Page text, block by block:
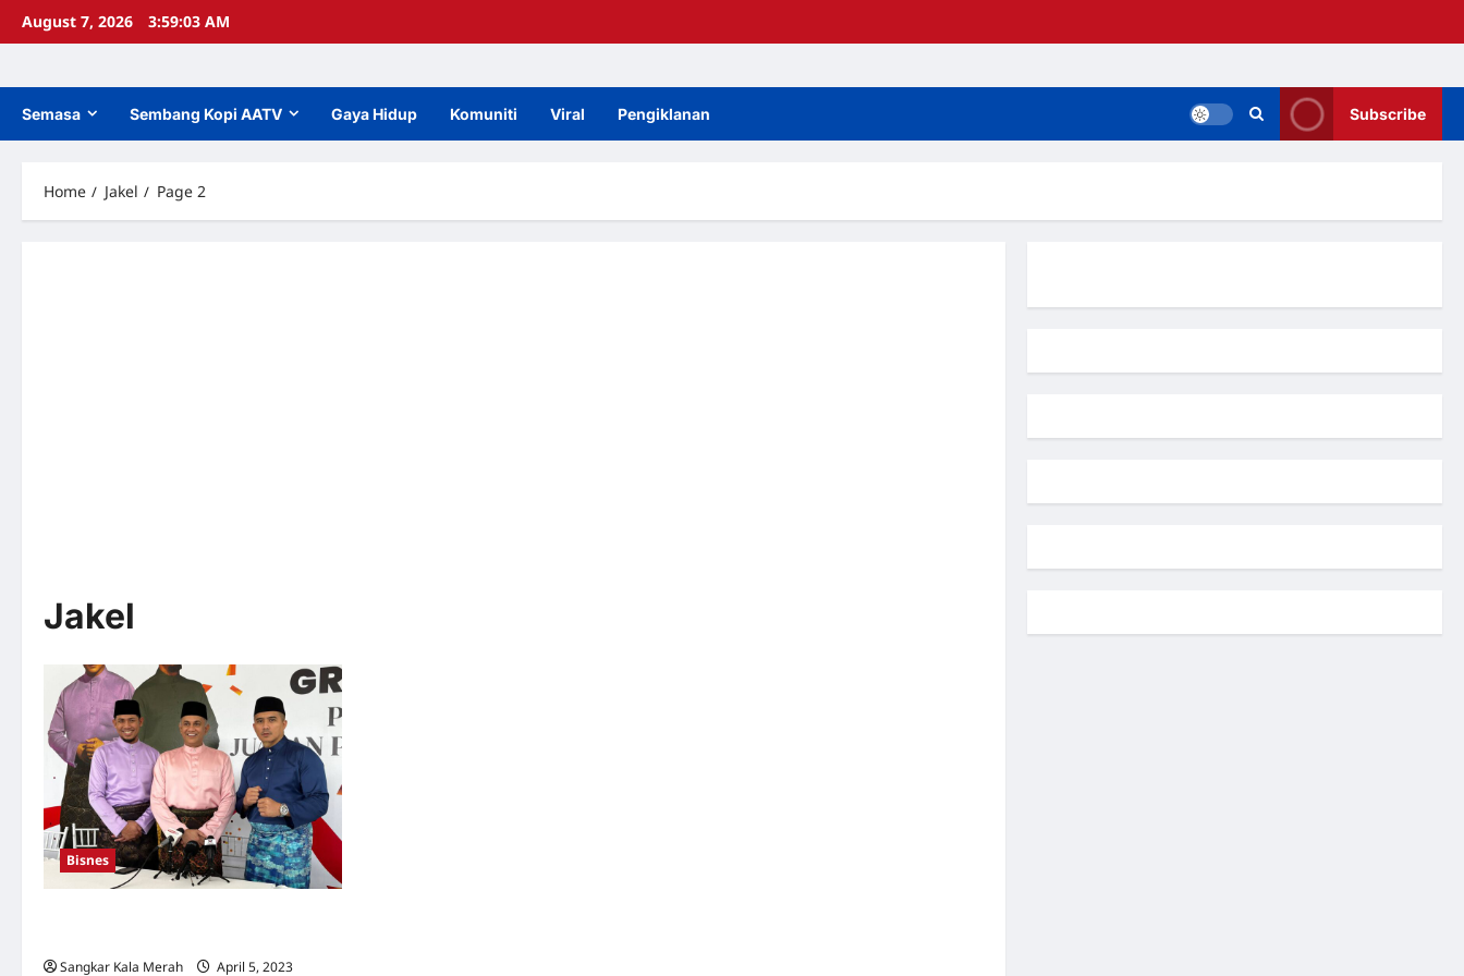
SkipAugust 7, 2026 3:59:03 AM
Semasa Sembang Kopi AATV Gaya Hidup Komuniti Viral Pengiklanan Subscribe
Home Jakel Page 2
Jakel
Bisnes
Sangkar Kala Merah
April 5, 2023